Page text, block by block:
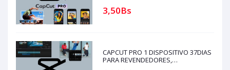
3,50Bs
CAPCUT PRO 1 DISPOSITIVO 37DIAS
PARA REVENDEDORES,